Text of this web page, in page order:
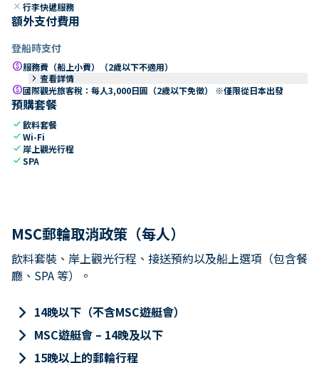
close 行李快遞服務
額外支付費用
登船時支付
paid服務費（船上小費）（2歲以下不適用）
keyboard_arrow_right 查看詳情
paid國際觀光旅客稅：每人3,000日圓（2歲以下免徵） ※僅限從日本出發
預購套餐
check飲料套餐
checkWi-Fi
check 岸上觀光行程
checkSPA
MSC郵輪取消政策（每人）
飲料套裝、岸上觀光行程、接送預約以及船上選項（包含餐
廳、SPA 等）。
keyboard_arrow_right 14晚以下（不含MSC遊艇會）
keyboard_arrow_right MSC遊艇會 – 14晚及以下
keyboard_arrow_right 15晚以上的郵輪行程